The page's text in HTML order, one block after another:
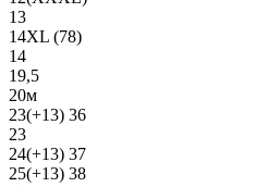
13
14XL (78)
14
19,5
20м
23(+13) 36
23
24(+13) 37
25(+13) 38